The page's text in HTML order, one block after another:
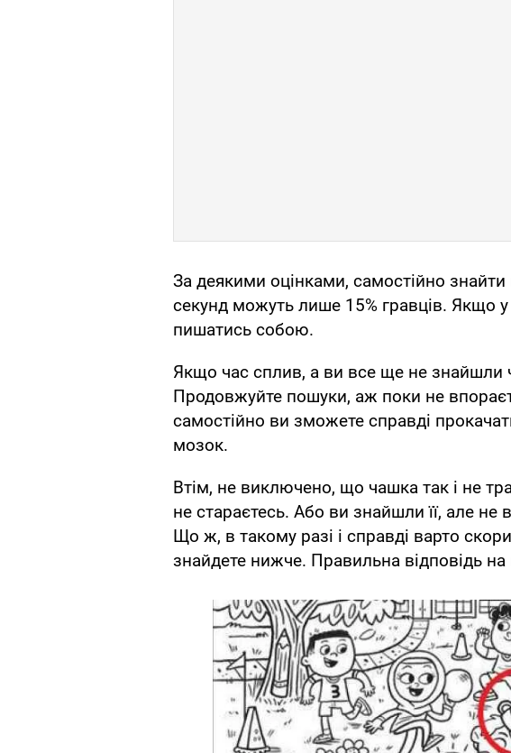
За деякими оцінками, самостійно знайти
секунд можуть лише 15% гравців. Якщо
пишатись собою.
Якщо час сплив, а ви все ще не знайшли
Продовжуйте пошуки, аж поки не
самостійно ви зможете справді
мозок.
Втім, не виключено, що чашка так і не
не стараєтесь. Або ви знайшли її, але не
Що ж, в такому разі і справді варто
знайдете нижче. Правильна відповідь на